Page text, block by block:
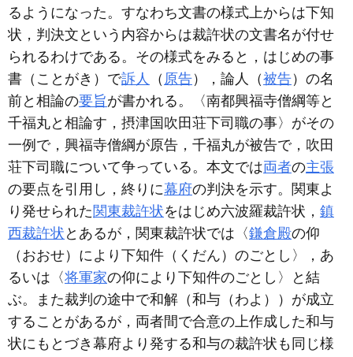
るようになった。すなわち文書の様式上からは下知
状，判決文という内容からは裁許状の文書名が付せ
られるわけである。その様式をみると，はじめの事
書（ことがき）で訴人 （ 原告），論人（被告）の名
前と相論の要旨が書かれる。〈南都興福寺僧綱等と
千福丸と相論す，摂津国吹田荘下司職の事〉がその
一例で，興福寺僧綱が原告，千福丸が被告で，吹田
荘下司職について争っている。本文では両者の主張
の要点を引用し，終りに幕府の判決を示す。関東よ
り発せられた 関東裁許状をはじめ六波羅裁許状， 鎮
西裁許状 とあるが，関東裁許状では〈鎌倉殿の仰
（おおせ）により下知件（くだん）のごとし〉，あ
るいは〈将軍家の仰により下知件のごとし〉と結
ぶ。また裁判の途中で和解（和与（わよ））が成立
することがあるが，両者間で合意の上作成した和与
状にもとづき幕府より発する和与の裁許状も同じ様